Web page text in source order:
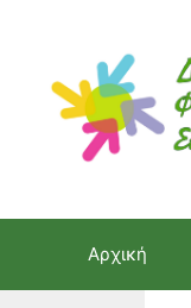
περιεχόμενο
Αρχική